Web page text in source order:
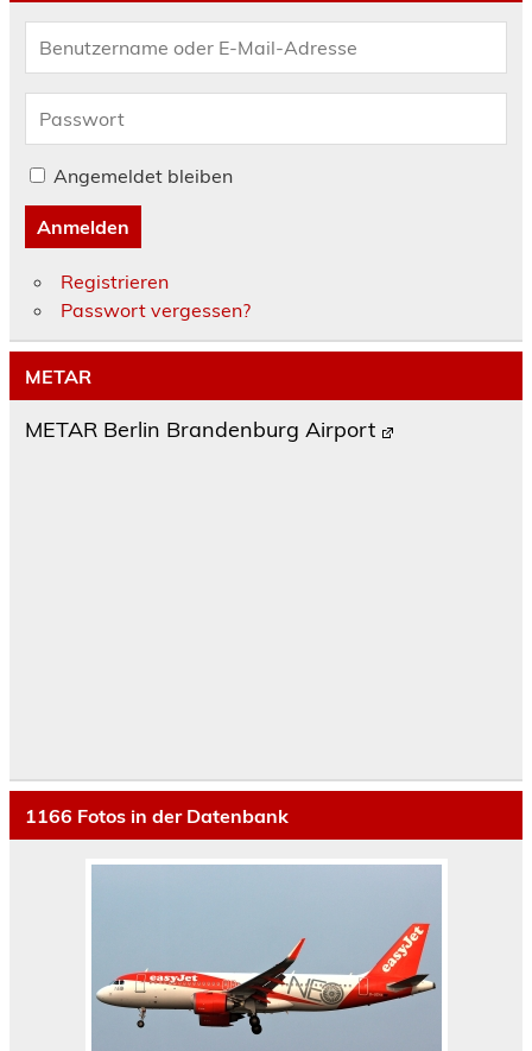
Angemeldet bleiben
Anmelden
Registrieren
Passwort vergessen?
METAR
METAR Berlin Brandenburg Airport
1166 Fotos in der Datenbank